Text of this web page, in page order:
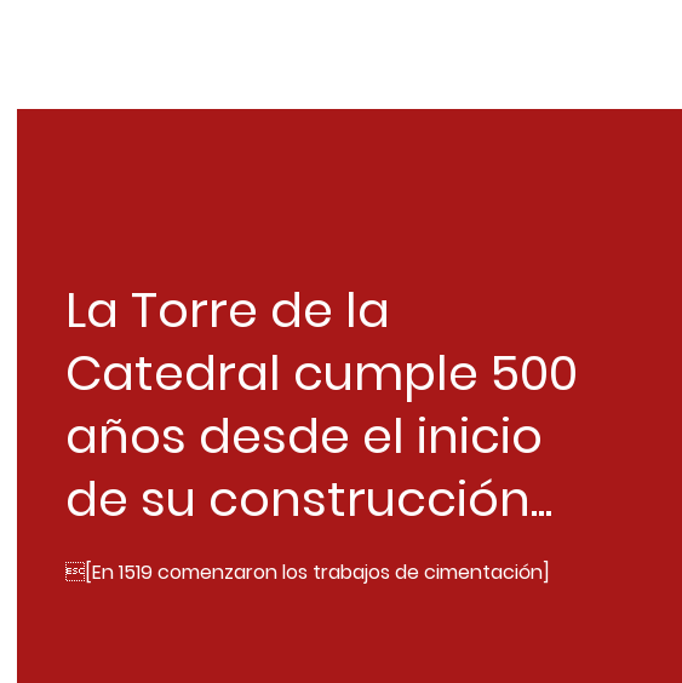
La Torre de la
Catedral cumple 500
años desde el inicio
de su construcción...
[En 1519 comenzaron los trabajos de cimentación]